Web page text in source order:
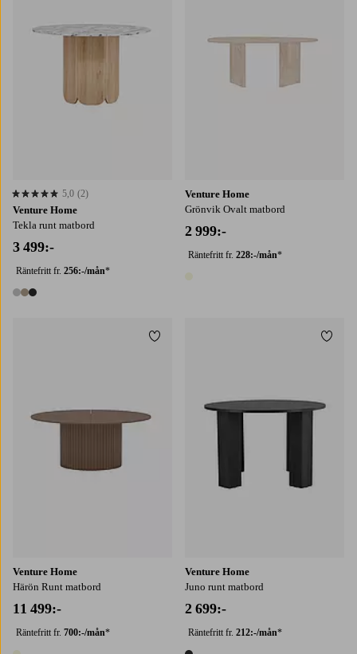
Venture Home
Tekla runt matbord
3 499:-
Räntefritt fr. 256:-/mån*
3 färger
5,0 baserat på 2 st betyg
5,0 (2)
Venture Home
Grönvik Ovalt matbord
2 999:-
Räntefritt fr. 228:-/mån*
Venture Home
Härön Runt matbord
11 499:-
Räntefritt fr. 700:-/mån*
Lägg till i favoriter
Venture Home
Juno runt matbord
2 699:-
Räntefritt fr. 212:-/mån*